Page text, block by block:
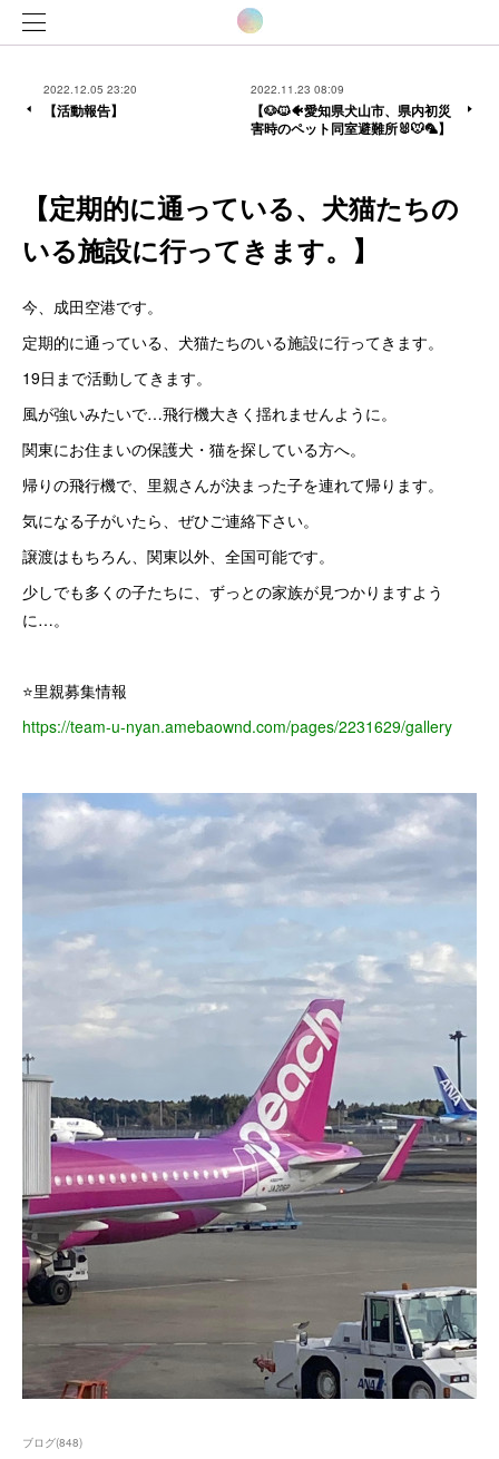
2022.12.05 23:20
【活動報告】
2022.11.23 08:09
【🐶🐱🐠愛知県犬山市、県内初災
害時のペット同室避難所🐰🐭🦜】
【定期的に通っている、犬猫たちの
いる施設に行ってきます。】
今、成田空港です。
定期的に通っている、犬猫たちのいる施設に行ってきます。
19日まで活動してきます。
風が強いみたいで…飛行機大きく揺れませんように。
関東にお住まいの保護犬・猫を探している方へ。
帰りの飛行機で、里親さんが決まった子を連れて帰ります。
気になる子がいたら、ぜひご連絡下さい。
譲渡はもちろん、関東以外、全国可能です。
少しでも多くの子たちに、ずっとの家族が見つかりますよう
に…。
⭐️里親募集情報
https://team-u-nyan.amebaownd.com/pages/2231629/gallery
ブログ(848)